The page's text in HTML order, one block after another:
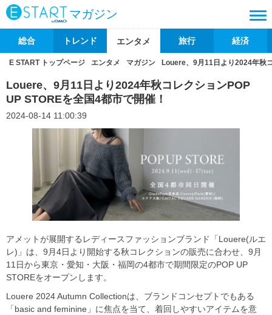
マガジン
総合 トレンド エンタメ 旅行 経済
E START トップページ エンタメ マガジン Louere、9月11日より2024年秋
Louere、9月11日より2024年秋コレクションPOP
UP STOREを全国4都市で開催！
2024-08-14 11:00:39
アメットが展開するレディースファッションブランド「Louere(ルエ
レ)」は、9月4日より開始する秋コレクションの販売に合わせ、9⽉
11⽇から東京・愛知・大阪・福岡の4都市で期間限定のPOP UP
STOREをオープンします。
Louere 2024 Autumn Collectionは、ブランドコンセプトでもある
「basic and feminine」に焦点を当て、着回しやすいアイテムを意